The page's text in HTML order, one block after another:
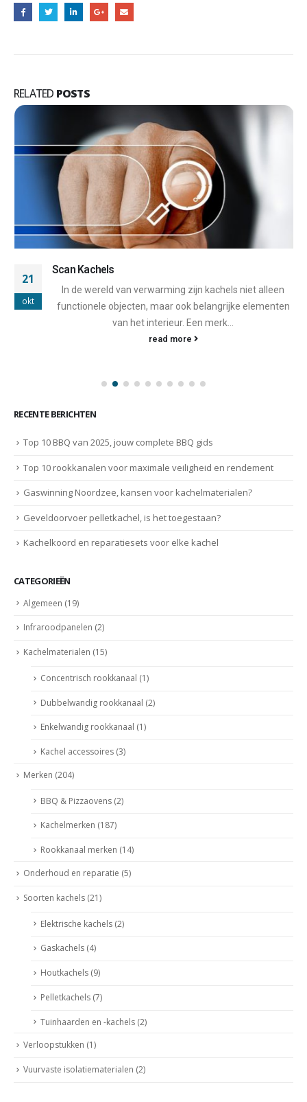
RELATED POSTS
21
okt
Scan Kachels
In de wereld van verwarming zijn kachels niet alleen
functionele objecten, maar ook belangrijke elementen
van het interieur. Een merk...
read more
RECENTE BERICHTEN
Top 10 BBQ van 2025, jouw complete BBQ gids
Top 10 rookkanalen voor maximale veiligheid en rendement
Gaswinning Noordzee, kansen voor kachelmaterialen?
Geveldoorvoer pelletkachel, is het toegestaan?
Kachelkoord en reparatiesets voor elke kachel
CATEGORIEËN
Algemeen (19)
Infraroodpanelen (2)
Kachelmaterialen (15)
Concentrisch rookkanaal (1)
Dubbelwandig rookkanaal (2)
Enkelwandig rookkanaal (1)
Kachel accessoires (3)
Merken (204)
BBQ & Pizzaovens (2)
Kachelmerken (187)
Rookkanaal merken (14)
Onderhoud en reparatie (5)
Soorten kachels (21)
Elektrische kachels (2)
Gaskachels (4)
Houtkachels (9)
Pelletkachels (7)
Tuinhaarden en -kachels (2)
Verloopstukken (1)
Vuurvaste isolatiematerialen (2)